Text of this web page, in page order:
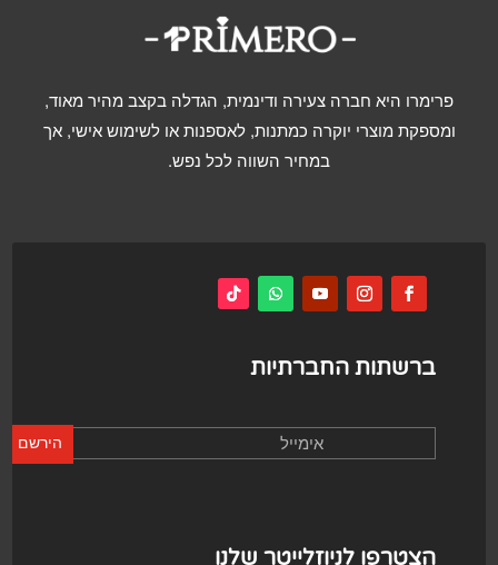
פרימרו היא חברה צעירה ודינמית, הגדלה בקצב מהיר מאוד,
ומספקת מוצרי יוקרה כמתנות, לאספנות או לשימוש אישי, אך
במחיר השווה לכל נפש.
ברשתות החברתיות
הירשם
הצטרפו לניוזלייטר שלנו